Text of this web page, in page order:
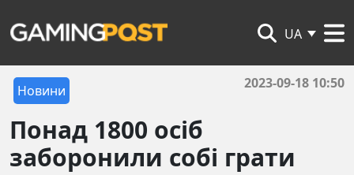
UA
Новини 2023-09-18 10:50
Понад 1800 осіб
заборонили собі грати